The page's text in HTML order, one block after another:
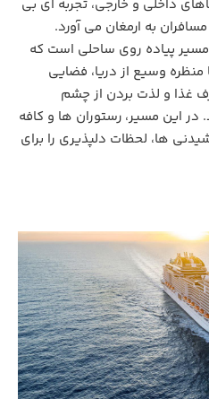
داخلی و خارجی، تجربه ‌ای بی‌
به ارمغان می ‌آورد.
پیاده ‌روی ساحلی است که
وسیع از دریا، فضایی
غذا و لذت ‌بردن از چشم
در این مسیر، رستوران‌ ها و کافه
ها، لحظات دلپذیری را برای